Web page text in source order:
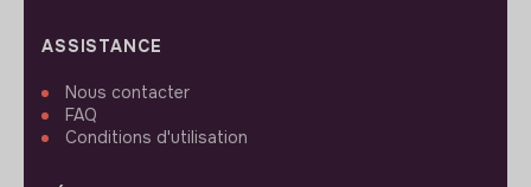
ASSISTANCE
Nous contacter
FAQ
Conditions d'utilisation